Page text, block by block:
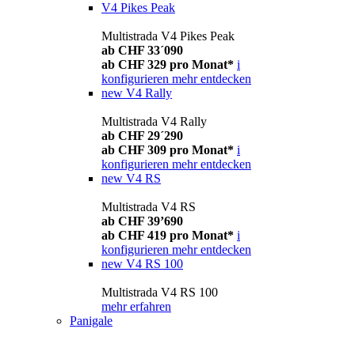
V4 Pikes Peak
Multistrada V4 Pikes Peak
ab CHF 33´090
ab CHF 329 pro Monat* i
konfigurieren mehr entdecken
new V4 Rally
Multistrada V4 Rally
ab CHF 29´290
ab CHF 309 pro Monat* i
konfigurieren mehr entdecken
new V4 RS
Multistrada V4 RS
ab CHF 39’690
ab CHF 419 pro Monat* i
konfigurieren mehr entdecken
new V4 RS 100
Multistrada V4 RS 100
mehr erfahren
Panigale